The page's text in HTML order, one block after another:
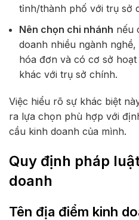
tỉnh/thành phố với trụ sở
Nên chọn chi nhánh nếu
doanh nhiều ngành
hóa đơn và có cơ sở
khác với trụ sở chính.
Việc hiểu rõ sự khác biệt
ra lựa chọn phù hợp với
cầu kinh doanh của mình.
Quy định pháp
doanh
Tên địa điểm kinh